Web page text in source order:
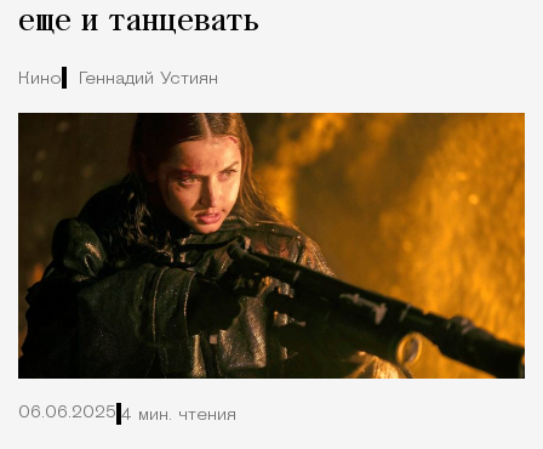
еще и танцевать
Кино Геннадий Устиян
06.06.2025 4 мин. чтения